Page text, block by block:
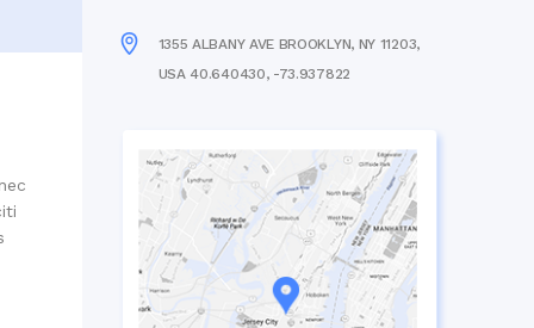
1355 ALBANY AVE BROOKLYN, NY 11203,
USA 40.640430, -73.937822